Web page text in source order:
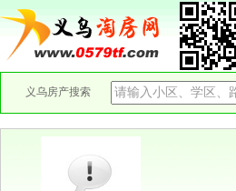
义乌房产搜索